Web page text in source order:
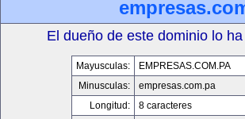
El dueño de este dominio lo
Mayusculas:
EMPRESAS.COM.PA
Minusculas:
empresas.com.pa
Longitud:
8 caracteres